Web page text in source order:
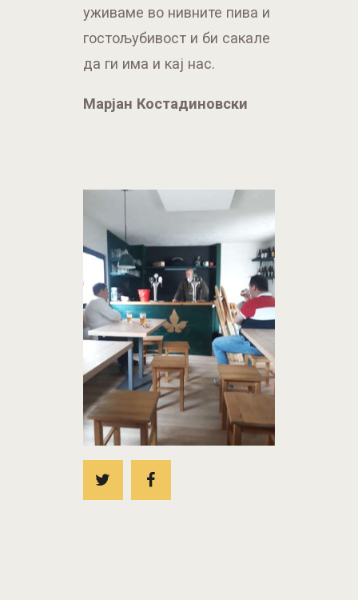
уживаме во нивните пива и
гостољубивост и би сакале
да ги има и кај нас.
Марјан Костадиновски